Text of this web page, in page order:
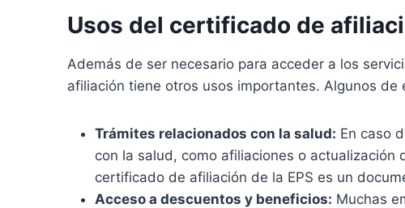
Usos del certificado de
Además de ser necesario para acceder a los
afiliación tiene otros usos importantes. Algunos de
Trámites relacionados con la salud: En caso
con la salud, como afiliaciones o
certificado de afiliación de la EPS es un
Acceso a descuentos y beneficios: Muchas